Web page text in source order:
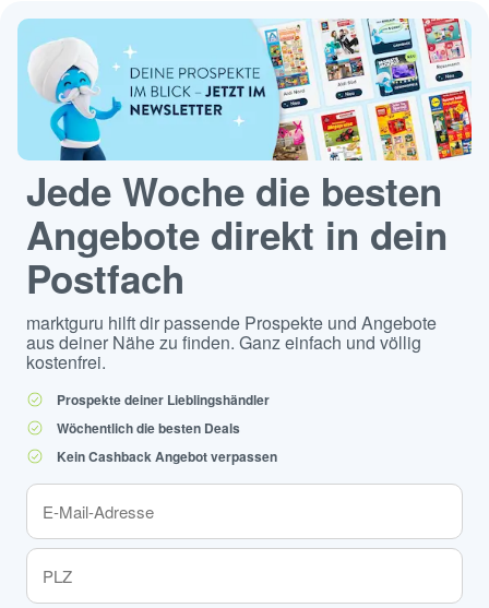
Jede Woche die besten
Angebote direkt in dein
Postfach
marktguru hilft dir passende Prospekte und Angebote
aus deiner Nähe zu finden. Ganz einfach und völlig
kostenfrei.
Prospekte deiner Lieblingshändler
Wöchentlich die besten Deals
Kein Cashback Angebot verpassen